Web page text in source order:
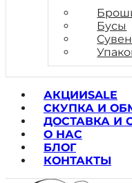
Бусы
АКЦИИSALE
СКУПКА И
ДОСТАВКА И
О НАС
БЛОГ
КОНТАКТЫ